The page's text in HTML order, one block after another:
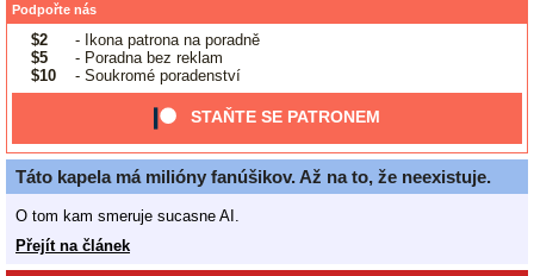
Podpořte nás
$2
- Ikona patrona na poradně
$5
- Poradna bez reklam
$10
- Soukromé poradenství
STAŇTE SE PATRONEM
Táto kapela má milióny fanúšikov. Až na to, že neexistuje.
O tom kam smeruje sucasne AI.
Přejít na článek